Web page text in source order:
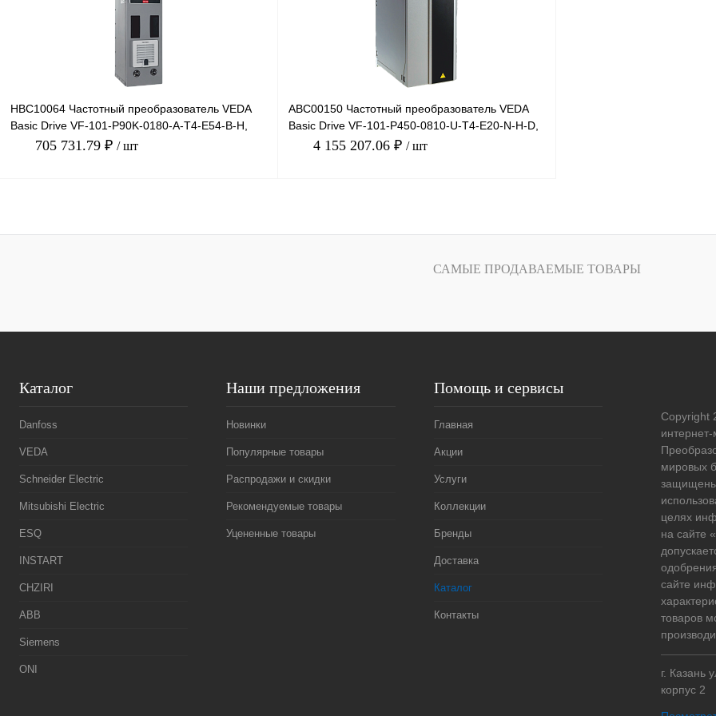
Сравнение
HBC10064 Частотный преобразователь VEDA
Basic Drive VF-101-P90K-0180-A-T4-E54-B-H,
380В, 90кВт, 180А
705 731.79 ₽ / шт
ABC00150 Частотный преобразователь VEDA
Basic Drive VF-101-P450-0810-U-T4-E20-N-H-D,
380В, 450кВт, 8
4 155 207.06 ₽ / шт
САМЫЕ ПРОДАВАЕМЫЕ ТОВАРЫ
Каталог
Danfoss
VEDA
Schneider Electric
Mitsubishi Electric
ESQ
INSTART
CHZIRI
ABB
Siemens
ONI
Наши предложения
Новинки
Популярные товары
Распродажи и скидки
Рекомендуемые товары
Уцененные товары
Помощь и сервисы
Главная
Акции
Услуги
Коллекции
Бренды
Доставка
Каталог
Контакты
Copyright
интернет-
мировых
целях
на сайте
сайте
товаров
г. Казань
корпус 2